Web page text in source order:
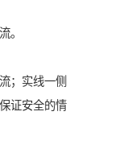
。
；实线一侧
证安全的情